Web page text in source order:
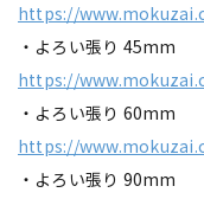
https://
・よろい張り 45mm
https://
・よろい張り 60mm
https://
・よろい張り 90mm